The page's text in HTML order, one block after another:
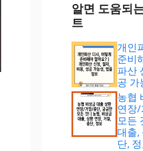
알면 도움되
트
개인
준비
파산
공 가
농협
연장
모든
대출,
단,